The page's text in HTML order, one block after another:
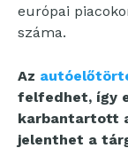
európai
száma.
Az
felfedhet, így
karbantartott
jelenthet a